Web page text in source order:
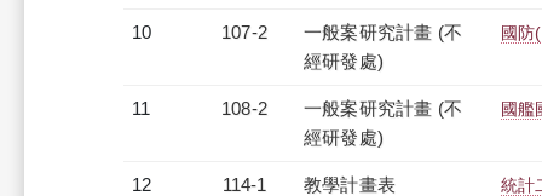
10 107-2
一般案研究計畫 (不
經研發處)
國防
11 108-2
一般案研究計畫 (不
經研發處)
國艦
12 114-1 教學計畫表 統計